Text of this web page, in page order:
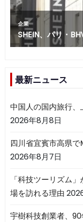
最新ニュース
中国人の国内旅行
2026年8月8日
四川省宜賓市高県
2026年8月7日
「科技ツーリズム
場を訪れる理由
宇樹科技創業者、